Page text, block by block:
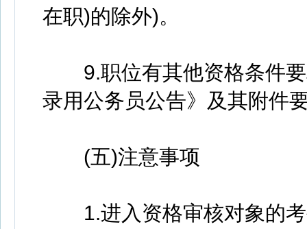
在职)的除外)。
9.职位有其他资格条件要
录用公务员公告》及其附件
(五)注意事项
1.进入资格审核对象的考